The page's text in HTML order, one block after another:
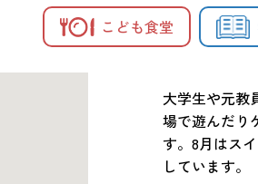
こども食堂
大学生や元教
場で遊んだり
す。8月はス
しています。